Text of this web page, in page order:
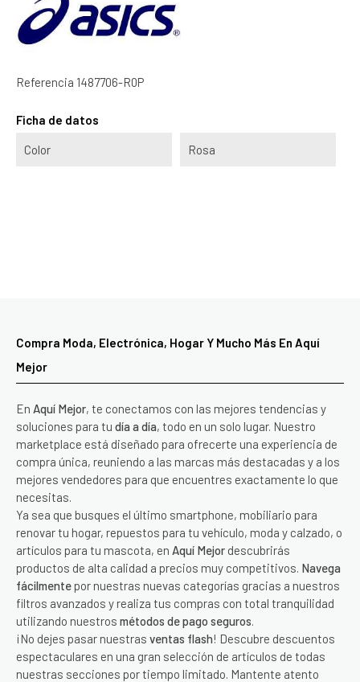
Referencia 1487706-R0P
Ficha de datos
Color Rosa
Compra Moda, Electrónica, Hogar Y Mucho Más En Aquí
Mejor
En Aquí Mejor, te conectamos con las mejores tendencias y
soluciones para tu día a día, todo en un solo lugar. Nuestro
marketplace está diseñado para ofrecerte una experiencia de
compra única, reuniendo a las marcas más destacadas y a los
mejores vendedores para que encuentres exactamente lo que
necesitas.
Ya sea que busques el último smartphone, mobiliario para
renovar tu hogar, repuestos para tu vehículo, moda y calzado, o
artículos para tu mascota, en Aquí Mejor descubrirás
productos de alta calidad a precios muy competitivos. Navega
fácilmente por nuestras nuevas categorías gracias a nuestros
filtros avanzados y realiza tus compras con total tranquilidad
utilizando nuestros métodos de pago seguros.
¡No dejes pasar nuestras ventas flash! Descubre descuentos
espectaculares en una gran selección de artículos de todas
nuestras secciones por tiempo limitado. Mantente atento